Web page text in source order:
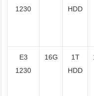
1230
HDD
E3
1230
16G
1T
HDD